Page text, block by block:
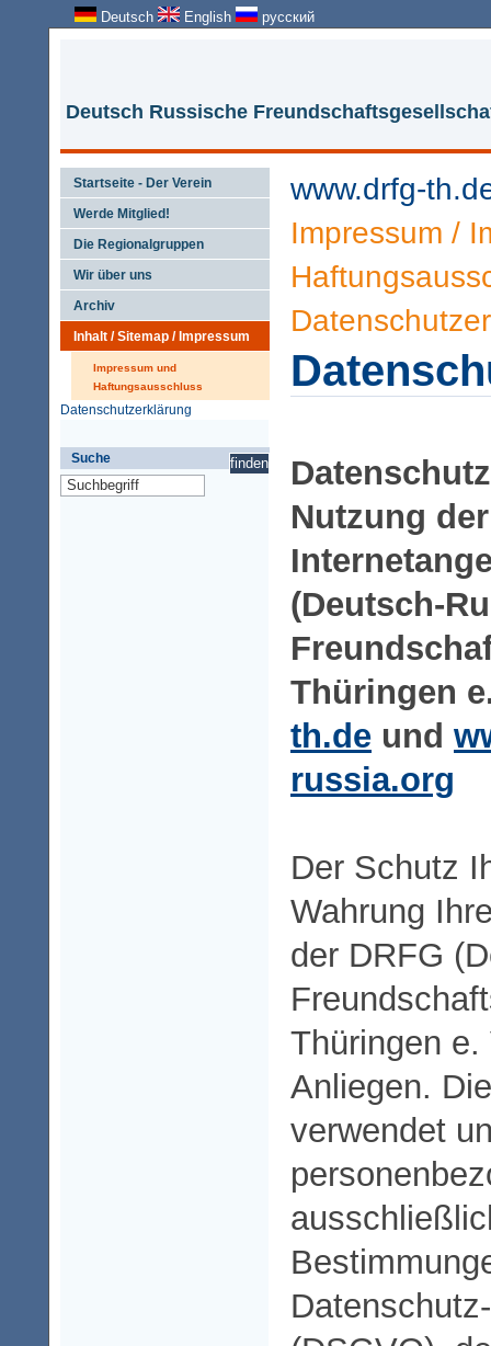
Deutsch English русский
Deutsch Russische
Startseite - Der Verein
Werde Mitglied!
Die Regionalgruppen
Wir über uns
Archiv
Inhalt / Sitemap / Impressum
Impressum und
Haftungsausschluss
Datenschutzerklärung
Suche
www.drfg-
Impressum /
Nutzung
(Deutsch-
Thüringen
th.de und
russia.org
Der Schutz
Wahrung
der DRFG
Thüringen
Anliegen.
verwendet